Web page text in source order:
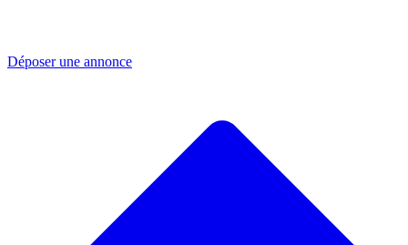
Déposer une annonce